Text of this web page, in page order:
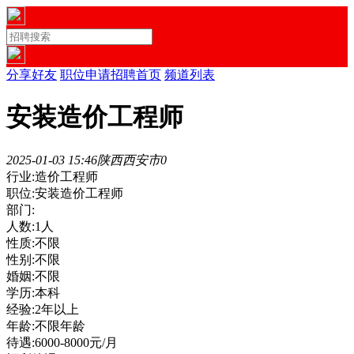
分享好友 职位申请招聘首页 频道列表
安装造价工程师
2025-01-03 15:46陕西西安市0
行业:造价工程师
职位:安装造价工程师
部门:
人数:1人
性质:不限
性别:不限
婚姻:不限
学历:本科
经验:2年以上
年龄:不限年龄
待遇:6000-8000元/月